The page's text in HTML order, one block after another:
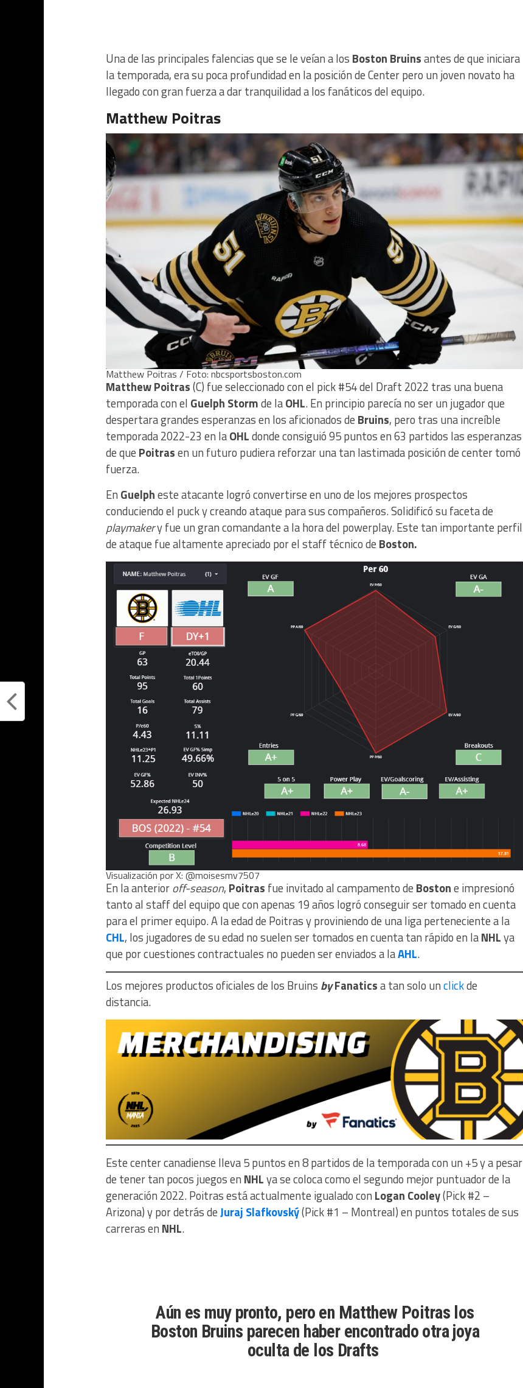
Una de las principales falencias que se le veían a los Boston Bruinsantes de que iniciara
la temporada, era su poca profundidad en la posición de Center pero un joven novato ha
llegado con gran fuerza a dar tranquilidad a los fanáticos del equipo.
Matthew Poitras
Matthew Poitras / Foto: nbcsportsboston.com
Matthew Poitras(C) fue seleccionado con el pick #54 del Draft 2022 tras una buena
temporada con el Guelph Stormde laOHL. En principio parecía no ser un jugador que
despertara grandes esperanzas en los aficionados de Bruins, pero tras una increíble
temporada 2022-23 en laOHLdonde consiguió 95 puntos en 63 partidos las esperanzas
de que Poitrasen un futuro pudiera reforzar una tan lastimada posición de center tomó
fuerza.
En Guelpheste atacante logró convertirse en uno de los mejores prospectos
conduciendo el puck y creando ataque para sus compañeros. Solidificó su faceta de
playmakery fue un gran comandante a la hora del powerplay. Este tan importante perfil
de ataque fue altamente apreciado por el staff técnico de Boston.
Visualización por X: @moisesmv7507
En la anterioroff-season, Poitras fue invitado al campamento de Bostone impresionó
tanto al staff del equipo que con apenas 19 años logró conseguir ser tomado en cuenta
para el primer equipo. A la edad de Poitras y proviniendo de una liga perteneciente a la
CHL, los jugadores de su edad no suelen ser tomados en cuenta tan rápido en laNHLya
que por cuestiones contractuales no pueden ser enviados a laAHL.
Los mejores productos oficiales de los Bruins byFanaticsa tan solo unclickde
distancia.
Este center canadiense lleva 5 puntos en 8 partidos de la temporada con un +5 y a pesar
de tener tan pocos juegos en NHLya se coloca como el segundo mejor puntuador de la
generación 2022. Poitras está actualmente igualado con Logan Cooley(Pick #2 –
Arizona) y por detrás deJuraj Slafkovský(Pick #1 – Montreal) en puntos totales de sus
carreras en NHL.
Aún es muy pronto, pero en Matthew Poitras los
Boston Bruins parecen haber encontrado otra joya
oculta de los Drafts